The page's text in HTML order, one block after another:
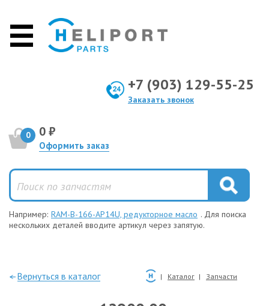
+7 (903) 129-55-25
Заказать звонок
0 0 ₽
Оформить заказ
Например: RAM-B-166-AP14U, редукторное масло . Для поиска
нескольких деталей вводите артикул через запятую.
—Вернуться в каталог Каталог Запчасти